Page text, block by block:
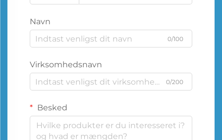
Navn
0/100
Virksomhedsnavn
0/200
Besked